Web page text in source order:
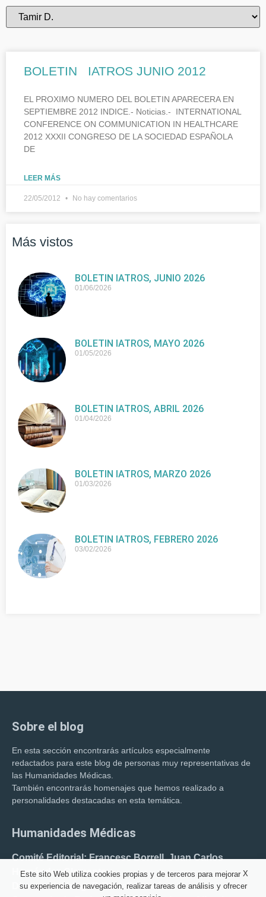
BOLETIN IATROS JUNIO 2012
EL PROXIMO NUMERO DEL BOLETIN APARECERA EN
SEPTIEMBRE 2012 INDICE.- Noticias.- INTERNATIONAL
CONFERENCE ON COMMUNICATION IN HEALTHCARE
2012 XXXII CONGRESO DE LA SOCIEDAD ESPAÑOLA
DE
LEER MÁS
22/05/2012 No hay comentarios
Más vistos
BOLETIN IATROS, JUNIO 2026
01/06/2026
BOLETIN IATROS, MAYO 2026
01/05/2026
BOLETIN IATROS, ABRIL 2026
01/04/2026
BOLETIN IATROS, MARZO 2026
01/03/2026
BOLETIN IATROS, FEBRERO 2026
03/02/2026
Sobre el blog
En esta sección encontrarás artículos especialmente
redactados para este blog de personas muy representativas de
las Humanidades Médicas.
También encontrarás homenajes que hemos realizado a
personalidades destacadas en esta temática.
Humanidades Médicas
Comité Editorial: Francesc Borrell. Juan Carlos
Hernández Clemente.
Director del blog: F. Borrell Carrió.
X
Este sito Web utiliza cookies propias y de terceros para mejorar
su experiencia de navegación, realizar tareas de análisis y ofrecer